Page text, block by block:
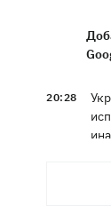
20:28